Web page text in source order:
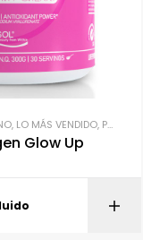
, LO MÁS VENDIDO, PROTEÍNAS
Glow Up